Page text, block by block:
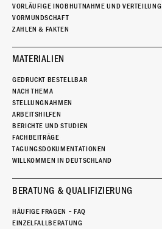
VORLÄUFIGE INOBHUTNAHME UND VERTEILUNG
VORMUNDSCHAFT
ZAHLEN & FAKTEN
MATERIALIEN
GEDRUCKT BESTELLBAR
NACH THEMA
STELLUNGNAHMEN
ARBEITSHILFEN
BERICHTE UND STUDIEN
FACHBEITRÄGE
TAGUNGSDOKUMENTATIONEN
WILLKOMMEN IN DEUTSCHLAND
BERATUNG & QUALIFIZIERUNG
HÄUFIGE FRAGEN – FAQ
EINZELFALLBERATUNG